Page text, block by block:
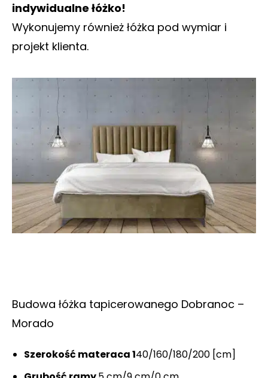
D
A
indywidualne łóżko!
Wykonujemy również łóżka pod wymiar i
projekt klienta.
Budowa łóżka tapicerowanego Dobranoc –
Morado
Szerokość materaca 140/160/180/200 [cm]